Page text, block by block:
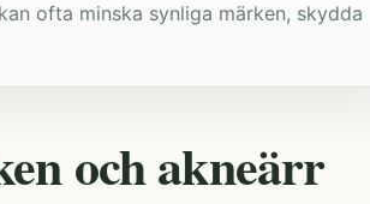
ofta minska synliga märken, skydda
och akneärr